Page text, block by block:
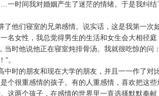
时间我对婚姻产生了迷茫的情绪。于是我纠结
他们寝室的兄弟感情。说实话，这是我第一次
名女性，我总觉得男生的生活和女生会大相径庭
时他说他正在寝室炖排骨汤。我就很吃惊的问
。
时的朋友和现在大学的朋友，并且一一作了对
个很重感情的孩子。有的人重感情，喜欢把这些
这两个孩子，在感情的世界里一直选择默默奉献